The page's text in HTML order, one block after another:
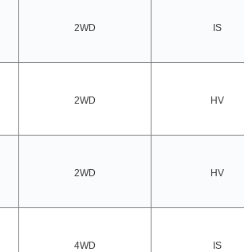
2WD IS
2WD HV
2WD HV
4WD IS